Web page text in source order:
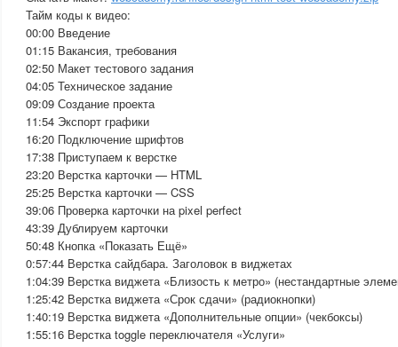
Тайм коды к видео:
00:00 Введение
01:15 Вакансия, требования
02:50 Макет тестового задания
04:05 Техническое задание
09:09 Создание проекта
11:54 Экспорт графики
16:20 Подключение шрифтов
17:38 Приступаем к верстке
23:20 Верстка карточки — HTML
25:25 Верстка карточки — CSS
39:06 Проверка карточки на pixel perfect
43:39 Дублируем карточки
50:48 Кнопка «Показать Ещё»
0:57:44 Верстка сайдбара. Заголовок в виджетах
1:04:39 Верстка виджета «Близость к метро» (нестандартные
1:25:42 Верстка виджета «Срок сдачи» (радиокнопки)
1:40:19 Верстка виджета «Дополнительные опции» (чекбоксы)
1:55:16 Верстка toggle переключателя «Услуги»